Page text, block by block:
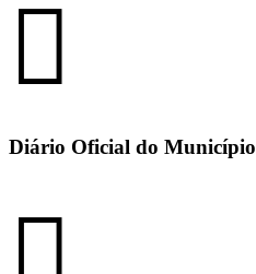
Diário Oficial do Município